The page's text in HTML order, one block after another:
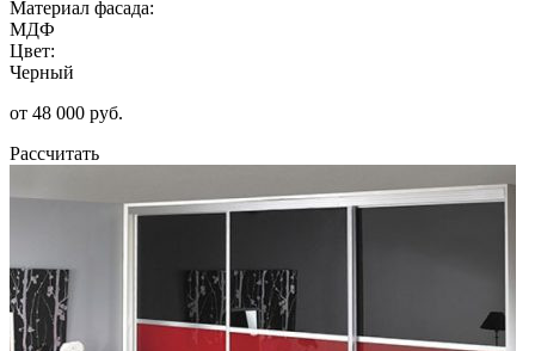
Материал фасада:
МДФ
Цвет:
Черный
от 48 000 руб.
Рассчитать